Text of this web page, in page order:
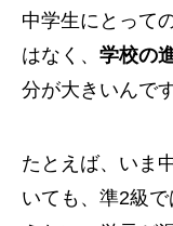
中学生にとって
はなく、 学校の
分が大きいんです
たとえば、いま
いても、準2級